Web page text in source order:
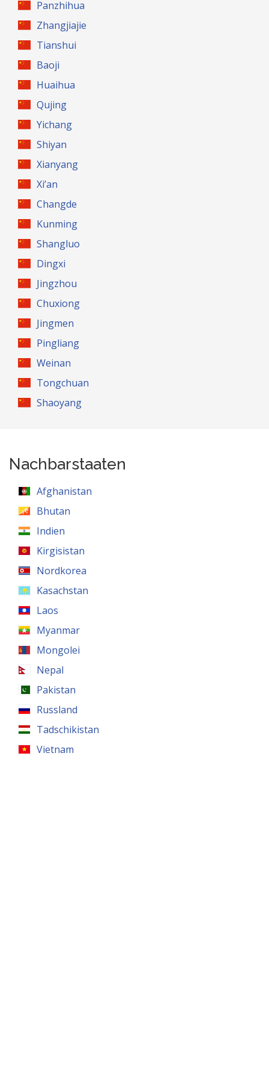
Panzhihua
Zhangjiajie
Tianshui
Baoji
Huaihua
Qujing
Yichang
Shiyan
Xianyang
Xi’an
Changde
Kunming
Shangluo
Dingxi
Jingzhou
Chuxiong
Jingmen
Pingliang
Weinan
Tongchuan
Shaoyang
Nachbarstaaten
Afghanistan
Bhutan
Indien
Kirgisistan
Nordkorea
Kasachstan
Laos
Myanmar
Mongolei
Nepal
Pakistan
Russland
Tadschikistan
Vietnam